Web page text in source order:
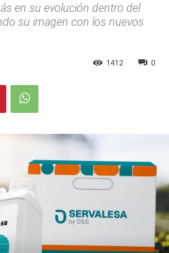
en su evolución dentro del
su imagen con los nuevos
0
1412